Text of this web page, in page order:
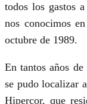
todos los gastos
nos conocimos
octubre de 1989.
En tantos años
se pudo localizar
Hipercor, que